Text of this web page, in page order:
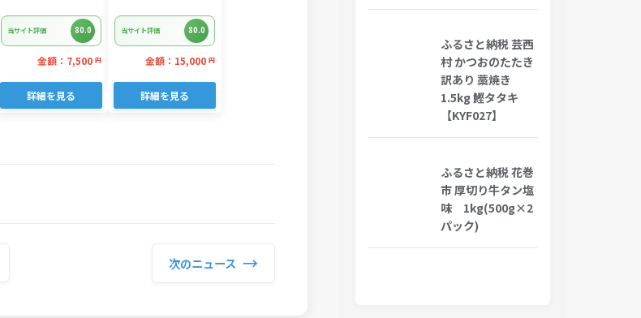
【KYF027】
当サイト評価 80.0
金額：7,500 円
詳細を見る
当サイト評価 80.0
金額：15,000 円
詳細を見る
次のニュース →
ふるさと納税 芸西
村 かつおのたたき
訳あり 藁焼き
1.5kg 鰹タタキ
【KYF027】
ふるさと納税 花巻
市 厚切り牛タン塩
味 1kg(500g×2
パック)